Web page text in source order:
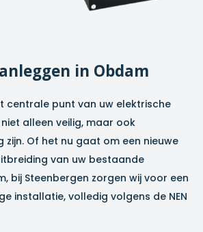
in Obdam
centrale punt van uw elektrische
alleen veilig, maar ook
Of het nu gaat om een nieuwe
van uw bestaande
, bij Steenbergen zorgen wij voor een
installatie, volledig volgens de NEN